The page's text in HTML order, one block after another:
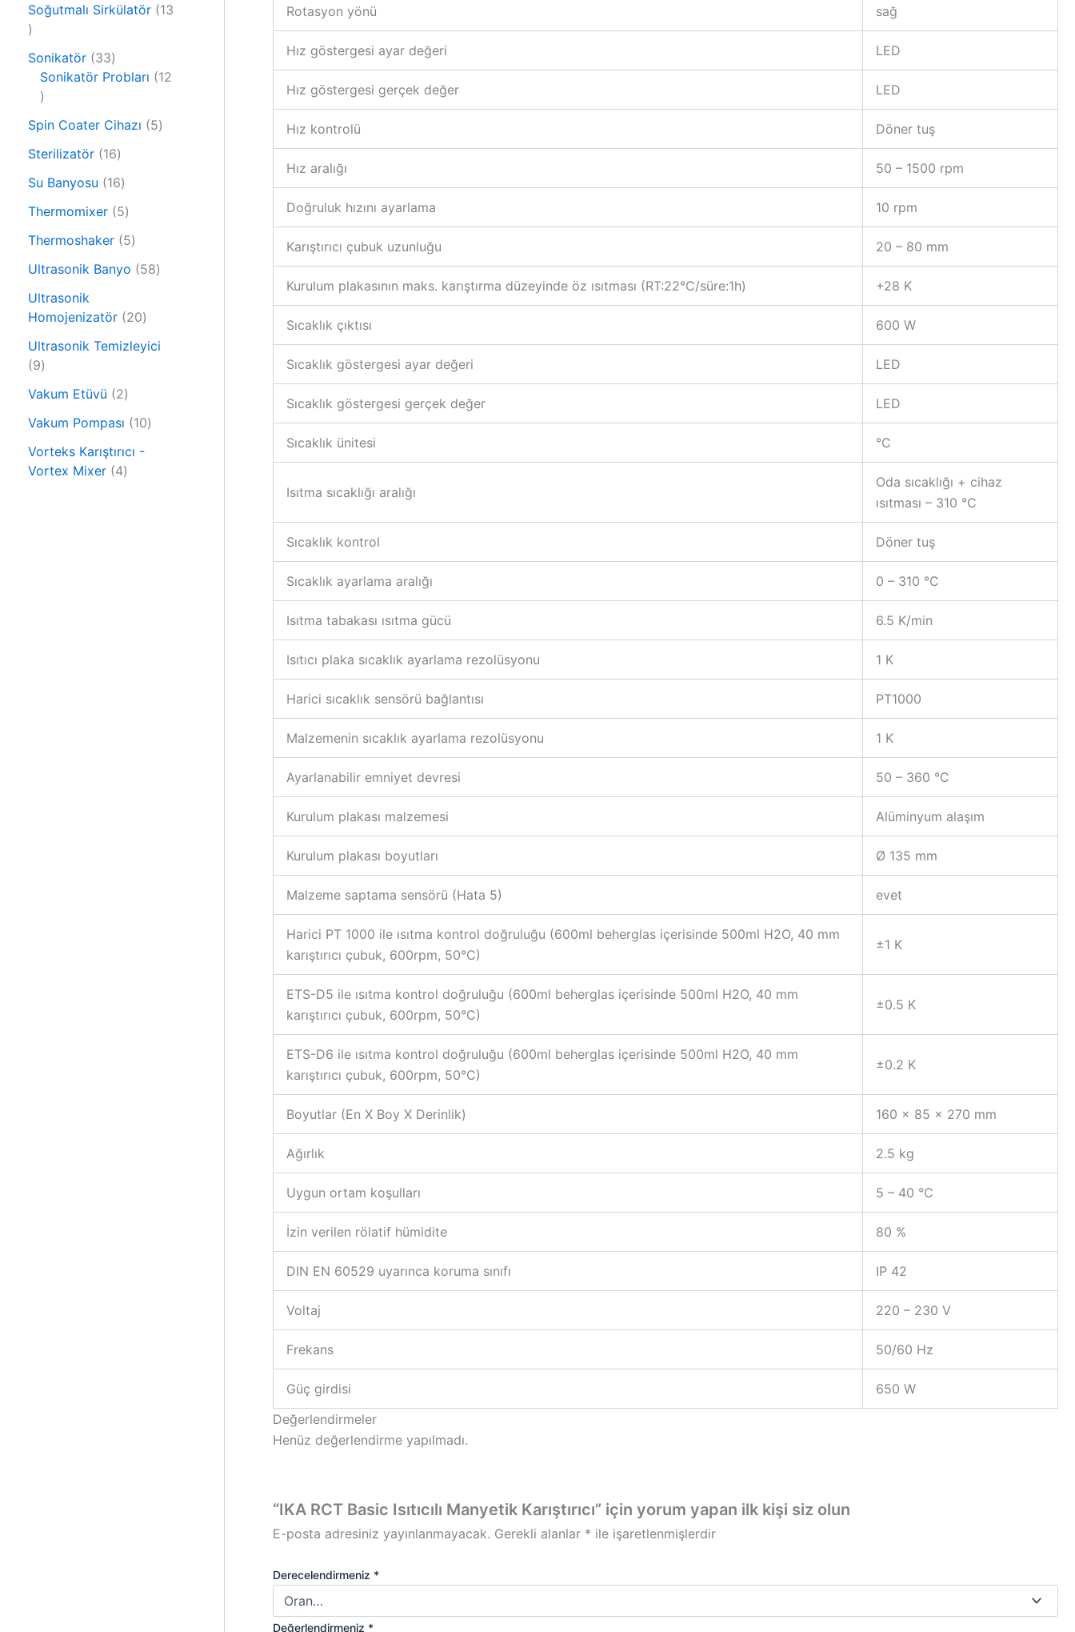
ü
ü
r
ü
Soğutmalı Sirkülatör 13
1
ü
n
Sonikatör 333
3
ü
n
Sonikatör Probları
12
1
ü
r
n
Spin Coater Cihazı 55
Sterilizatör 161
ü
r
n
Su Banyosu 161
ü
r
n
Thermomixer 55
r
ü
Thermoshaker 55
n
Ultrasonik Banyo 585
ü
Ultrasonik
Homojenizatör 202
ü
Ultrasonik Temizleyici
99
r
ü
Vakum Etüvü 22
r
ü
n
Vakum Pompası 101
Vorteks Karıştırıcı -
Vortex Mixer 44
Rotasyon yönü sağ
Hız göstergesi ayar değeri LED
Hız göstergesi gerçek değer LED
Hız kontrolü Döner tuş
Hız aralığı 50 – 1500 rpm
Doğruluk hızını ayarlama 10 rpm
Karıştırıcı çubuk uzunluğu 20 – 80 mm
Kurulum plakasının maks. karıştırma düzeyinde öz ısıtması (RT:22°C/süre:1h) +28 K
Sıcaklık çıktısı 600 W
Sıcaklık göstergesi ayar değeri LED
Sıcaklık göstergesi gerçek değer LED
Sıcaklık ünitesi °C
Isıtma sıcaklığı aralığı
Oda sıcaklığı + cihaz
ısıtması – 310 °C
Sıcaklık kontrol Döner tuş
Sıcaklık ayarlama aralığı 0 – 310 °C
Isıtma tabakası ısıtma gücü 6.5 K/min
Isıtıcı plaka sıcaklık ayarlama rezolüsyonu 1 K
Harici sıcaklık sensörü bağlantısı PT1000
Malzemenin sıcaklık ayarlama rezolüsyonu 1 K
Ayarlanabilir emniyet devresi 50 – 360 °C
Kurulum plakası malzemesi Alüminyum alaşım
Kurulum plakası boyutları Ø 135 mm
Malzeme saptama sensörü (Hata 5) evet
Harici PT 1000 ile ısıtma kontrol doğruluğu (600ml beherglas içerisinde 500ml H2O, 40 mm
karıştırıcı çubuk, 600rpm, 50°C)
±1 K
ETS-D5 ile ısıtma kontrol doğruluğu (600ml beherglas içerisinde 500ml H2O, 40 mm
karıştırıcı çubuk, 600rpm, 50°C)
±0.5 K
ETS-D6 ile ısıtma kontrol doğruluğu (600ml beherglas içerisinde 500ml H2O, 40 mm
karıştırıcı çubuk, 600rpm, 50°C)
±0.2 K
Boyutlar (En X Boy X Derinlik) 160 x 85 x 270 mm
Ağırlık 2.5 kg
Uygun ortam koşulları 5 – 40 °C
İzin verilen rölatif hümidite 80 %
DIN EN 60529 uyarınca koruma sınıfı IP 42
Voltaj 220 – 230 V
Frekans 50/60 Hz
Güç girdisi
650 W
Değerlendirmeler
Henüz değerlendirme yapılmadı.
“IKA RCT Basic Isıtıcılı Manyetik Karıştırıcı” için yorum yapan ilk kişi siz olun
E-posta adresiniz yayınlanmayacak. Gerekli alanlar * ile işaretlenmişlerdir
Derecelendirmeniz *
Değerlendirmeniz *